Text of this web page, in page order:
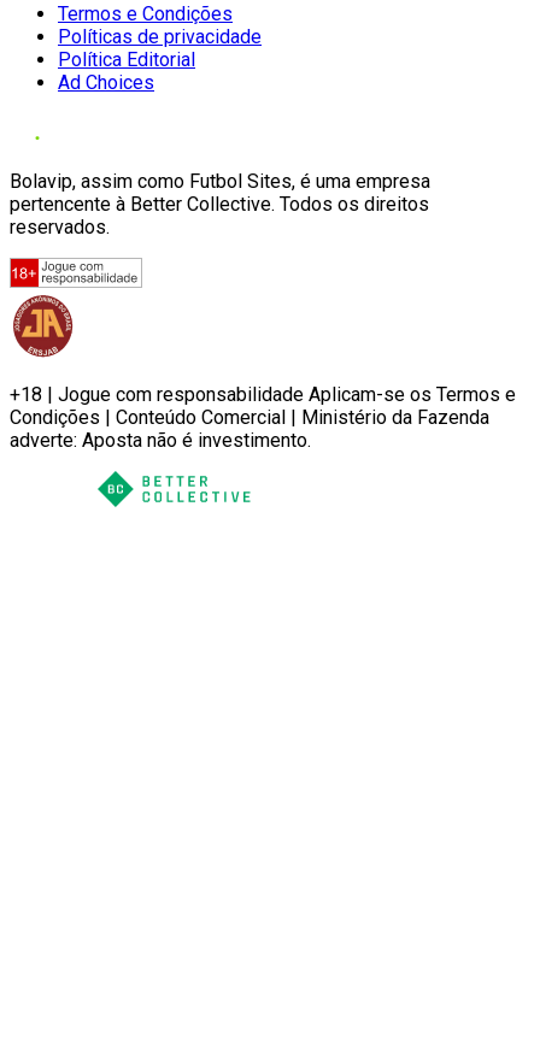
Termos e Condições
Políticas de privacidade
Política Editorial
Ad Choices
Bolavip, assim como Futbol Sites, é uma empresa
pertencente à Better Collective. Todos os direitos
reservados.
+18 | Jogue com responsabilidade Aplicam-se os Termos e
Condições | Conteúdo Comercial | Ministério da Fazenda
adverte: Aposta não é investimento.